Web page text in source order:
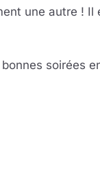
une autre !
soirées